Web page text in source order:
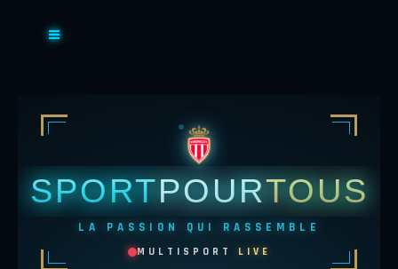
SPORTPOURTOUS
LA PASSION QUI RASSEMBLE
MULTISPORT LIVE